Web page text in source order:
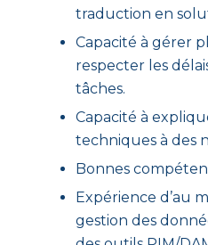
traduction en
Capacité à gérer
respecter les
tâches.
Capacité à
techniques à des
Bonnes
Expérience d’au
gestion des